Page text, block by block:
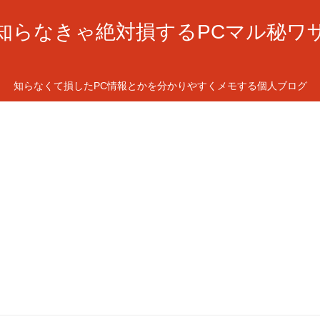
らなきゃ絶対損するPCマル秘ワ
知らなくて損したPC情報とかを分かりやすくメモする個人ブログ